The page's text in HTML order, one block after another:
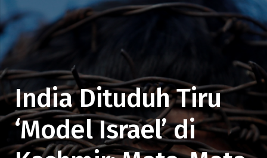
India Dituduh Tiru
‘Model Israel’ di